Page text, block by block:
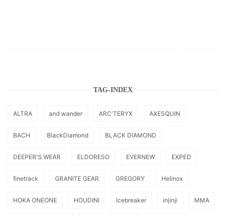
TAG-INDEX
ALTRA and wander ARC'TERYX AXESQUIN
BACH BlackDiamond BLACK DIAMOND
DEEPER'S WEAR ELDORESO EVERNEW EXPED
finetrack GRANITE GEAR GREGORY Helinox
HOKA ONEONE HOUDINI Icebreaker injinji MMA